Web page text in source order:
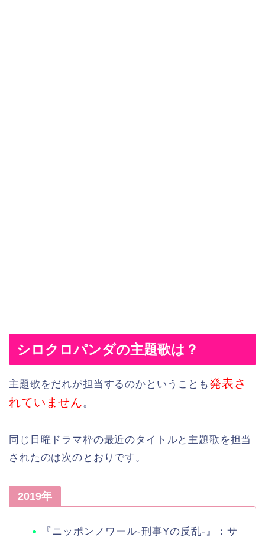
シロクロパンダの主題歌は？
主題歌をだれが担当するのかということも発表さ
れていません。
同じ日曜ドラマ枠の最近のタイトルと主題歌を担当
されたのは次のとおりです。
2019年
『ニッポンノワール-刑事Yの反乱-』：サ